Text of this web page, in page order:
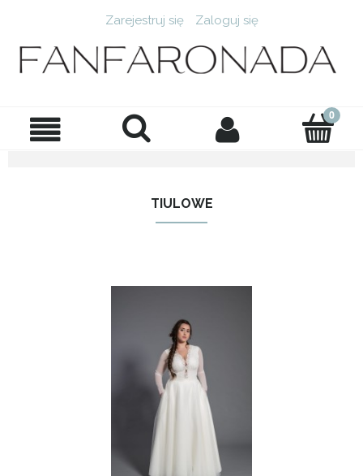
Zarejestruj się Zaloguj się
TIULOWE